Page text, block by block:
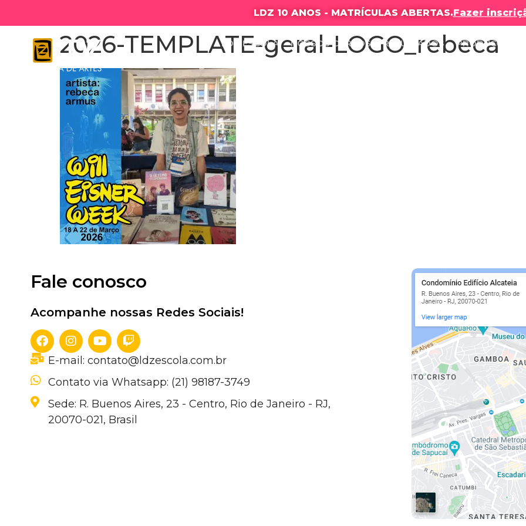
LDZ 10 ANOS - MATRÍCULAS ABERTAS.Fazer
LDZ ESCOLA NOSSOS CURSOS RESULTADOS PRODUÇÕES
2026-TEMPLATE-geral-LOGO_rebeca
Fale conosco
Acompanhe nossas Redes Sociais!
E-mail: contato@ldzescola.com.br
Contato via Whatsapp: (21) 98187-3749
Sede: R. Buenos Aires, 23 - Centro, Rio de Janeiro - RJ,
20070-021, Brasil